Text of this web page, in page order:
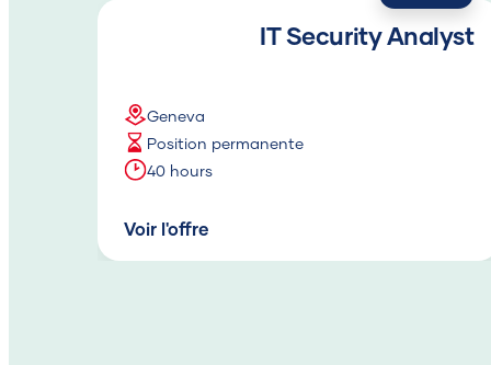
IT Security Analyst
Geneva
Position permanente
40 hours
Voir l'offre